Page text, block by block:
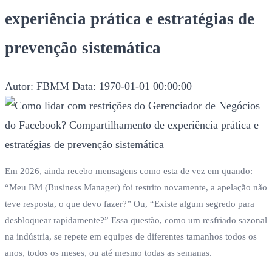
experiência prática e estratégias de
prevenção sistemática
Autor: FBMM Data: 1970-01-01 00:00:00
Em 2026, ainda recebo mensagens como esta de vez em quando:
“Meu BM (Business Manager) foi restrito novamente, a apelação não
teve resposta, o que devo fazer?” Ou, “Existe algum segredo para
desbloquear rapidamente?” Essa questão, como um resfriado sazonal
na indústria, se repete em equipes de diferentes tamanhos todos os
anos, todos os meses, ou até mesmo todas as semanas.